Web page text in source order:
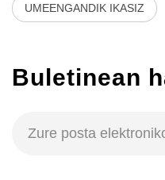
UMEENGANDIK IKASIZ
Buletinean